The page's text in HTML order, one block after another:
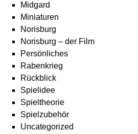
Midgard
Miniaturen
Norisburg
Norisburg – der Film
Persönliches
Rabenkrieg
Rückblick
Spielidee
Spieltheorie
Spielzubehör
Uncategorized